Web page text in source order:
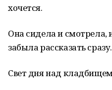
хочется.
Она сидела и смотрела,
забыла рассказать сразу.
Свет дня над